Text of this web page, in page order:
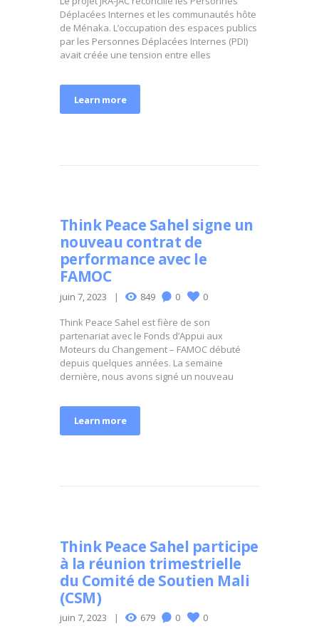
Déplacées Internes et les communautés hôte
de Ménaka. L’occupation des espaces publics
par les Personnes Déplacées Internes (PDI)
avait créée une tension entre elles
Learn more
Think Peace Sahel signe un
nouveau contrat de
performance avec le
FAMOC
juin 7, 2023 849 0 0
Think Peace Sahel est fière de son
partenariat avec le Fonds d’Appui aux
Moteurs du Changement – FAMOC débuté
depuis quelques années. La semaine
dernière, nous avons signé un nouveau
Learn more
Think Peace Sahel participe
à la réunion trimestrielle
du Comité de Soutien Mali
(CSM)
juin 7, 2023 679 0 0